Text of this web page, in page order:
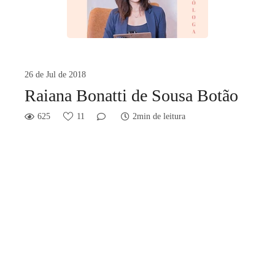
26 de Jul de 2018
Raiana Bonatti de Sousa Botão
625 11 2min de leitura